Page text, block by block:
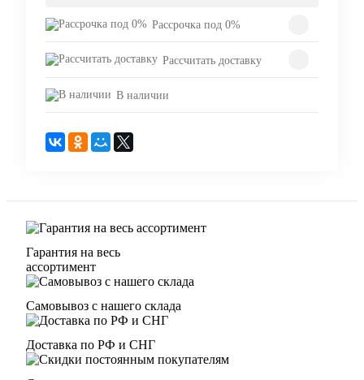
Рассрочка под 0%
Рассчитать доставку
В наличии
Гарантия на весь
ассортимент
Самовывоз с нашего склада
Доставка по РФ и СНГ